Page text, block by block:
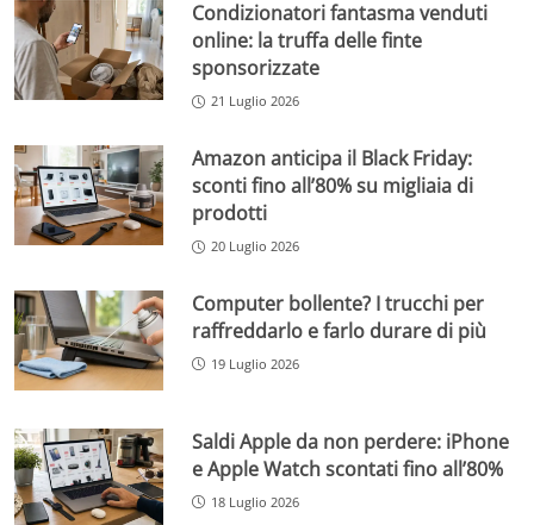
Condizionatori fantasma venduti
online: la truffa delle finte
sponsorizzate
21 Luglio 2026
Amazon anticipa il Black Friday:
sconti fino all’80% su migliaia di
prodotti
20 Luglio 2026
Computer bollente? I trucchi per
raffreddarlo e farlo durare di più
19 Luglio 2026
Saldi Apple da non perdere: iPhone
e Apple Watch scontati fino all’80%
18 Luglio 2026